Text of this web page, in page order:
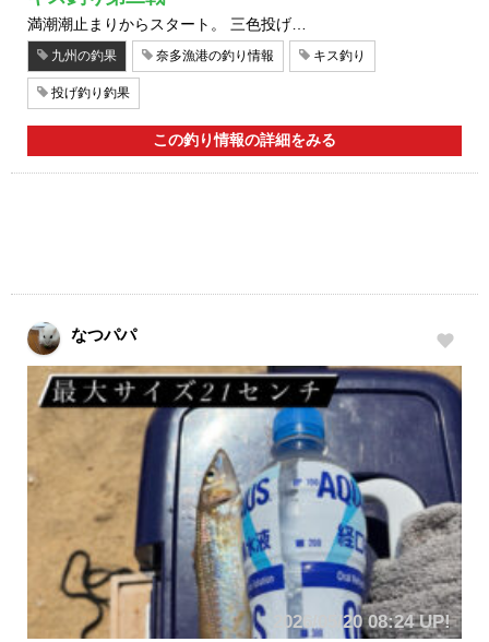
満潮潮止まりからスタート。 三色投げ…
九州の釣果 奈多漁港の釣り情報 キス釣り
投げ釣り釣果
この釣り情報の詳細をみる
なつパパ
2026/05/20 08:24 UP!